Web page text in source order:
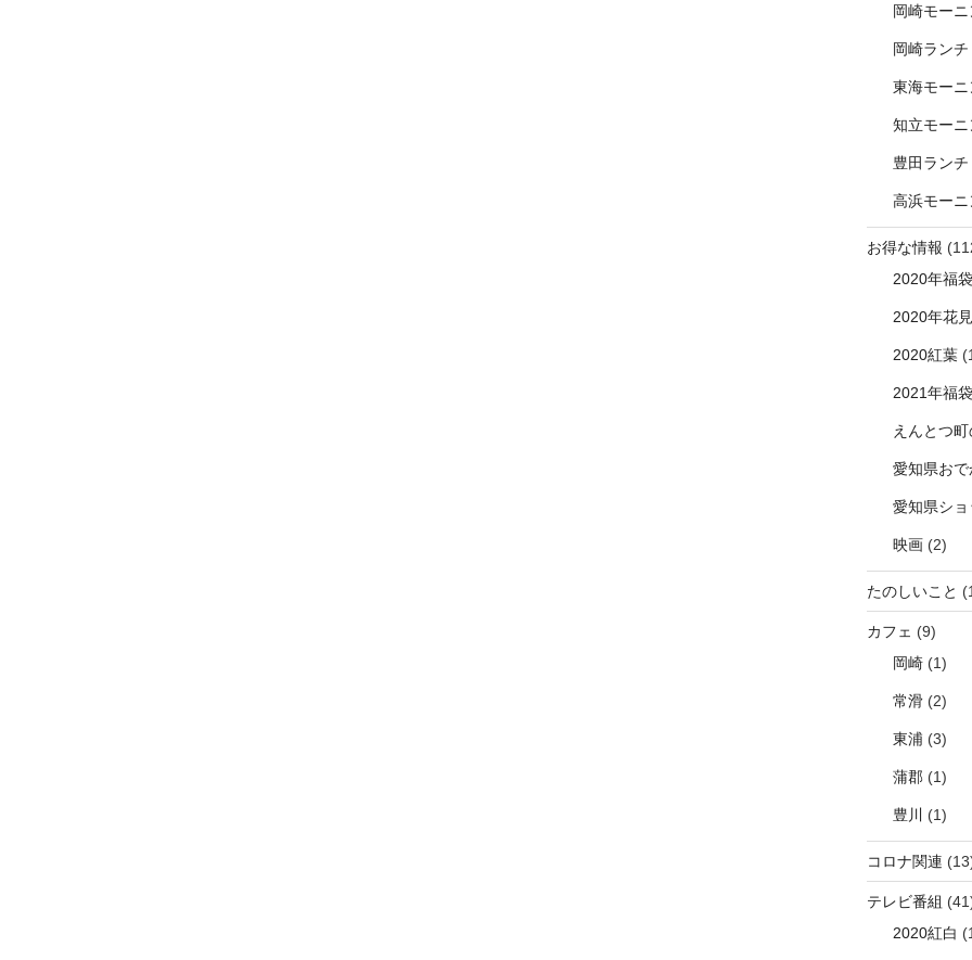
岡崎モー
岡崎ランチ
東海モーニ
知立モーニ
豊田ランチ
高浜モーニ
お得な情報
2020年福袋
2020年花見
2020紅葉
2021年福袋
えんとつ
愛知県おで
愛知県シ
映画(2)
たのしいこと
カフェ (9)
岡崎(1)
常滑(2)
東浦 (3)
蒲郡(1)
豊川 (1)
コロナ関連
テレビ番組
2020紅白